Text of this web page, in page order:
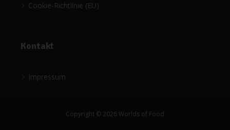
Cookie-Richtlinie (EU)
Kontakt
Impressum
Copyright © 2026 Worlds of Food